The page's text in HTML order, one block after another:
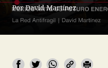
Por David Martínez